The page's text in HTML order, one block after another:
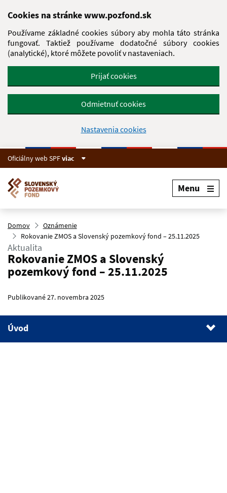
Preskočiť na hlavný obsah
Cookies na stránke www.pozfond.sk
Používame základné cookies súbory aby mohla táto stránka
fungovať. Taktiež používame dodatočné súbory cookies
(analytické), ktoré môžete povoliť v nastaveniach.
Prijať cookies
Odmietnuť cookies
Nastavenia cookies
Oficiálny web SPFviac
Menu
Domov
Oznámenie
Rokovanie ZMOS a Slovenský pozemkový fond – 25.11.2025
Aktualita
Rokovanie ZMOS a Slovenský
pozemkový fond – 25.11.2025
Publikované 27. novembra 2025
Úvod
1.Úvod